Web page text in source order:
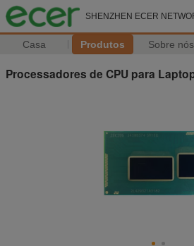
SHENZHEN ECER
Casa Produtos Sobre nós
Processadores de CPU para